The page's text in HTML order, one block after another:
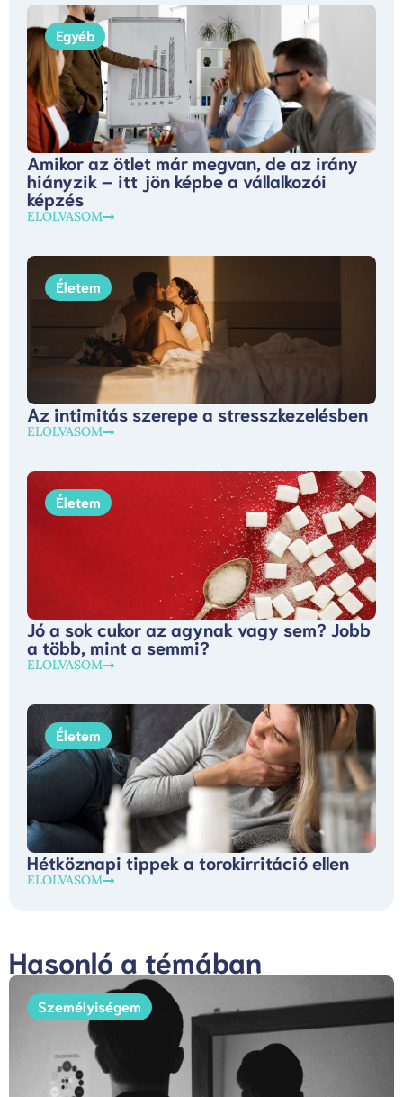
Egyéb
Amikor az ötlet már megvan, de az irány
hiányzik – itt jön képbe a vállalkozói
képzés
ELOLVASOM
Életem
Az intimitás szerepe a stresszkezelésben
ELOLVASOM
Életem
Jó a sok cukor az agynak vagy sem? Jobb
a több, mint a semmi?
ELOLVASOM
Életem
Hétköznapi tippek a torokirritáció ellen
ELOLVASOM
Hasonló a témában
Személyiségem